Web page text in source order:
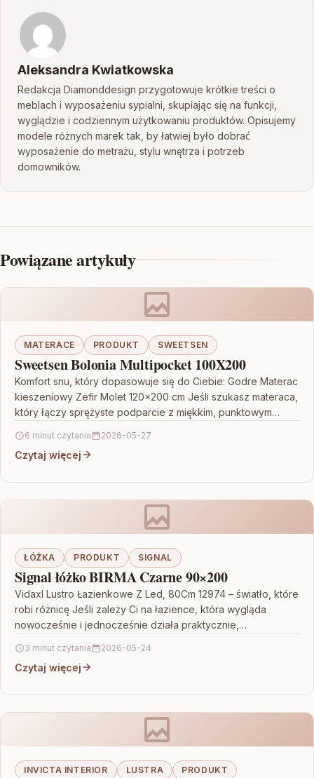
Aleksandra Kwiatkowska
Redakcja Diamonddesign przygotowuje krótkie treści o
meblach i wyposażeniu sypialni, skupiając się na funkcji,
wyglądzie i codziennym użytkowaniu produktów. Opisujemy
modele różnych marek tak, by łatwiej było dobrać
wyposażenie do metrażu, stylu wnętrza i potrzeb
domowników.
Powiązane artykuły
MATERACE PRODUKT SWEETSEN
Sweetsen Bolonia Multipocket 100X200
Komfort snu, który dopasowuje się do Ciebie: Godre Materac
kieszeniowy Zefir Molet 120×200 cm Jeśli szukasz materaca,
który łączy sprężyste podparcie z miękkim, punktowym…
6 minut czytania 2026-05-27
Czytaj więcej
ŁÓŻKA PRODUKT SIGNAL
Signal łóżko BIRMA Czarne 90×200
Vidaxl Lustro Łazienkowe Z Led, 80Cm 12974 – światło, które
robi różnicę Jeśli zależy Ci na łazience, która wygląda
nowocześnie i jednocześnie działa praktycznie,…
3 minut czytania 2026-05-24
Czytaj więcej
INVICTA INTERIOR LUSTRA PRODUKT